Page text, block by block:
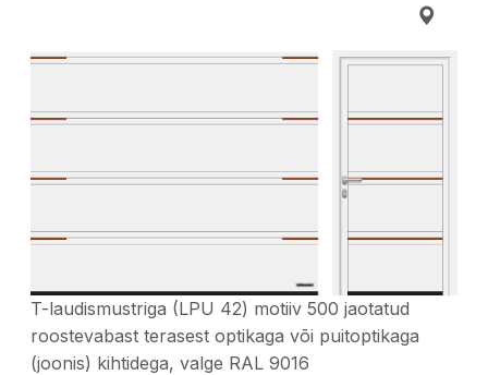
T-laudismustriga (LPU 42) motiiv 500 jaotatud
roostevabast terasest optikaga või puitoptikaga
(joonis) kihtidega, valge RAL 9016